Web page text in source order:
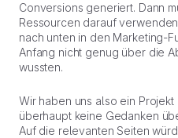
Conversions generiert. Dann
Ressourcen darauf
nach unten in den Marketing-
Anfang nicht genug über die
wussten.
Wir haben uns also ein
überhaupt keine Gedanken
Auf die relevanten Seiten